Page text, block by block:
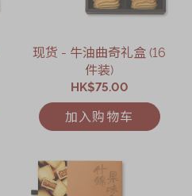
现货 - 牛油曲奇礼盒 (16
件装)
HK$75.00
加入购物车